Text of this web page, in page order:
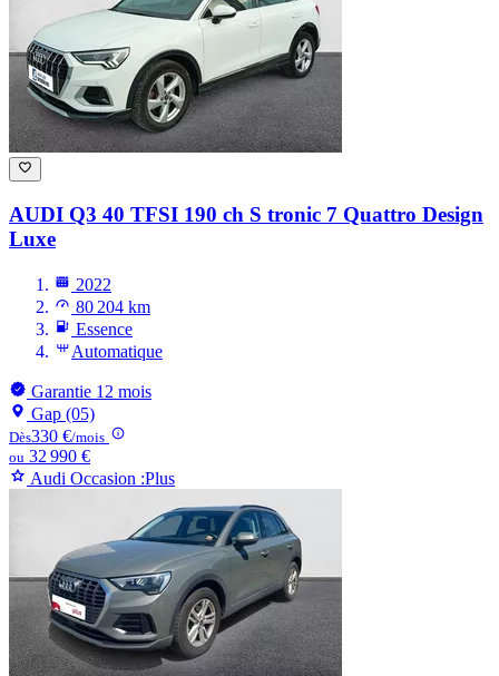
AUDI Q3 40 TFSI 190 ch S tronic 7 Quattro Design
Luxe
2022
80 204 km
Essence
Automatique
Garantie 12 mois
Gap (05)
Dès330 €/mois
ou 32 990 €
Audi Occasion :Plus